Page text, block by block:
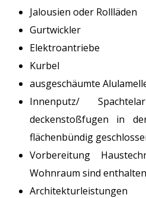
Jalousien oder Rollläden
Gurtwickler
Elektroantriebe
Kurbel
ausgeschäumte
Innenputz/
deckenstoßfugen in
flächenbündig
Vorbereitung
Wohnraum sind enthalten
Architekturleistungen